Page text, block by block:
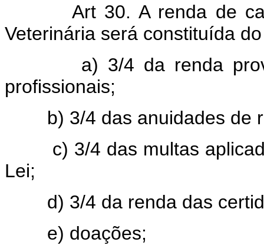
Art 30. A renda de
Veterinária será constituída
a) 3/4 da renda
profissionais;
b) 3/4 das anuidades de
c) 3/4 das multas
Lei;
d) 3/4 da renda das
e) doações;